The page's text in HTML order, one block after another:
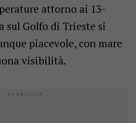
attorno ai 13-
sul Golfo di Trieste si
piacevole, con mare
visibilità.